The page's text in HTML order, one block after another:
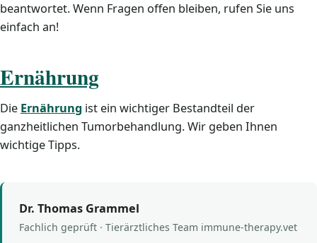
beantwortet. Wenn Fragen offen bleiben, rufen Sie uns
einfach an!
Ernährung
Die Ernährung ist ein wichtiger Bestandteil der
ganzheitlichen Tumorbehandlung. Wir geben Ihnen
wichtige Tipps.
Dr. Thomas Grammel
Fachlich geprüft · Tierärztliches Team immune-therapy.vet